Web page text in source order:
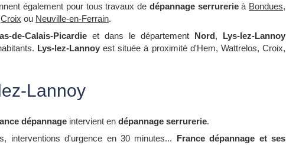
également pour tous travaux de dépannage serrurerieà Bondues,
Croix ou Neuville-en-Ferrain.
de-Calais-Picardie et dans le département Nord, Lys-lez-Lannoy
Lys-lez-Lannoy est située à proximité d'Hem, Wattrelos, Croix,
Lannoy
dépannage intervient en dépannage serrurerie.
interventions d'urgence en 30 minutes... France dépannage et ses